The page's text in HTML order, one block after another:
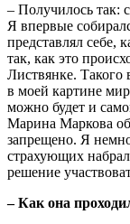
– Получилось так:
Я впервые
представлял себе,
так, как это
Листвянке. Такого
в моей картине
можно будет и
Марина Маркова
запрещено. Я
страхующих
решение
– Как она